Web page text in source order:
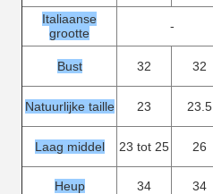
Italiaanse
grootte
-
Bust 32 32
Natuurlijke taille 23 23.5
Laag middel 23 tot 25 26
Heup 34 34